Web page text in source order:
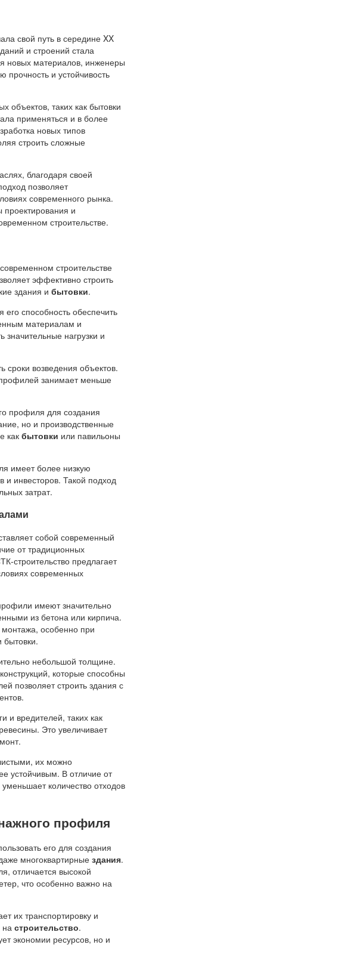
свой путь в середине XX
и строений стала
новых материалов, инженеры
прочность и устойчивость
объектов, таких как бытовки
применяться и в более
новых типов
строить сложные
благодаря своей
позволяет
современного рынка.
и
строительстве.
строительстве
эффективно строить
здания и бытовки.
способность обеспечить
материалам и
нагрузки и
сроки возведения объектов.
занимает меньше
профиля для создания
но и производственные
как бытовки или павильоны
имеет более низкую
и инвесторов. Такой подход
затрат.
собой современный
от традиционных
строительство предлагает
современных
имеют значительно
из бетона или кирпича.
монтажа, особенно при
бытовки.
небольшой толщине.
которые способны
позволяет строить здания с
и вредителей, таких как
Это увеличивает
их можно
устойчивым. В отличие от
количество отходов
профиля
его для создания
многоквартирные здания.
отличается высокой
что особенно важно на
их транспортировку и
на строительство.
экономии ресурсов, но и